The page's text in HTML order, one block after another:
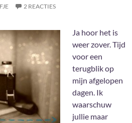
2 REACTIES
Ja hoor het is
weer zover. Tijd
voor een
terugblik op
mijn afgelopen
dagen. Ik
waarschuw
jullie maar